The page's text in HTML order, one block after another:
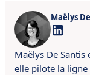
Maëlys
Maëlys De
elle pilote la